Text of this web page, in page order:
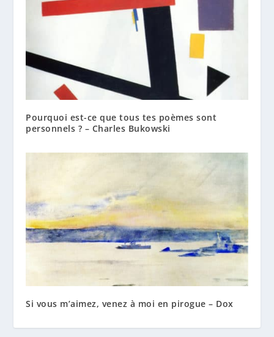
Pourquoi est-ce que tous tes poèmes sont
personnels ? – Charles Bukowski
Si vous m’aimez, venez à moi en pirogue – Dox